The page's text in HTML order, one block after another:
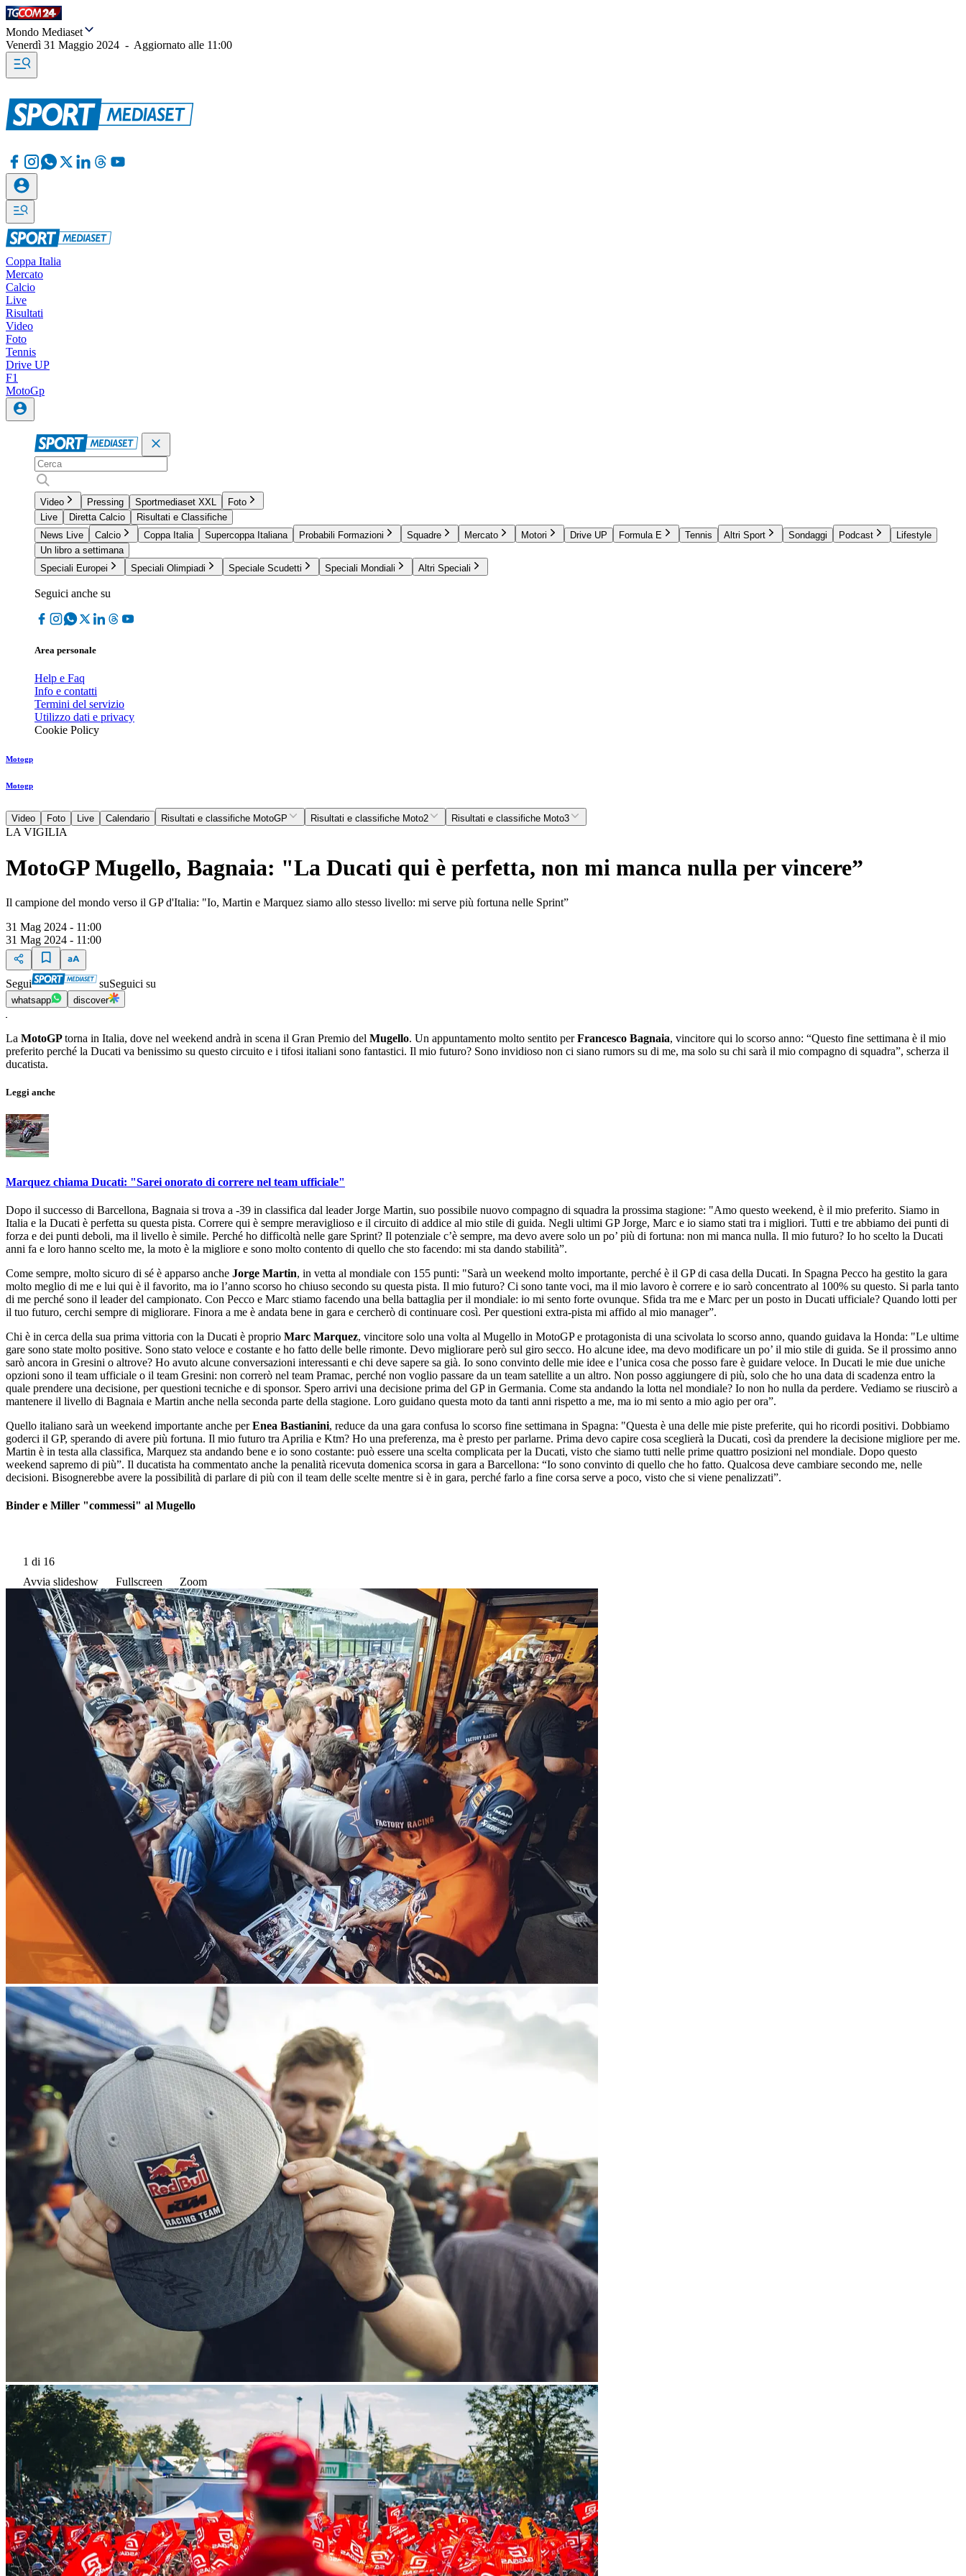
Mondo Mediaset
Venerdì 31 Maggio 2024 - Aggiornato alle 11:00
Coppa Italia
Mercato
Calcio
Live
Risultati
Video
Foto
Tennis
Drive UP
F1
MotoGp
Video Pressing Sportmediaset XXL
Foto
Live
Diretta Calcio
Risultati e Classifiche
News Live
Calcio Coppa Italia Supercoppa Italiana Probabili Formazioni Squadre Mercato Motori Drive UP Formula E Tennis Altri Sport Sondaggi Podcast
Lifestyle
Un libro a settimana
Speciali Europei
Speciali Olimpiadi Speciale Scudetti Speciali Mondiali Altri Speciali
Seguici anche su
Area personale
Help e Faq
Info e contatti
Termini del servizio
Utilizzo dati e privacy
Cookie Policy
Motogp
Motogp
Video Foto Live Calendario Risultati e classifiche MotoGP Risultati e classifiche Moto2 Risultati e classifiche Moto3
LA VIGILIA
MotoGP Mugello, Bagnaia: "La Ducati qui è perfetta, non mi manca nulla per vincere”
Il campione del mondo verso il GP d'Italia: "Io, Martin e Marquez siamo allo stesso livello: mi serve più fortuna nelle Sprint”
31 Mag 2024 - 11:00
31 Mag 2024 - 11:00
Segui suSeguici su
whatsapp discover
La MotoGPtorna in Italia, dove nel weekend andrà in scena il Gran Premio del Mugello. Un appuntamento molto sentito perFrancesco Bagnaia, vincitore qui lo scorso anno: “Questo fine settimana è il mio
preferito perché la Ducati va benissimo su questo circuito e i tifosi italiani sono fantastici. Il mio futuro? Sono invidioso non ci siano rumors su di me, ma solo su chi sarà il mio compagno di squadra”, scherza il
ducatista.
Leggi anche
Marquez chiama Ducati: "Sarei onorato di correre nel team ufficiale"
Dopo il successo di Barcellona, Bagnaia si trova a -39 in classifica dal leader Jorge Martin, suo possibile nuovo compagno di squadra la prossima stagione: "Amo questo weekend, è il mio preferito. Siamo in
Italia e la Ducati è perfetta su questa pista. Correre qui è sempre meraviglioso e il circuito di addice al mio stile di guida. Negli ultimi GP Jorge, Marc e io siamo stati tra i migliori. Tutti e tre abbiamo dei punti di
forza e dei punti deboli, ma il livello è simile. Perché ho difficoltà nelle gare Sprint? Il potenziale c’è sempre, ma devo avere solo un po’ più di fortuna: non mi manca nulla. Il mio futuro? Io ho scelto la Ducati
anni fa e loro hanno scelto me, la moto è la migliore e sono molto contento di quello che sto facendo: mi sta dando stabilità”.
Come sempre, molto sicuro di sé è apparso anche Jorge Martin, in vetta al mondiale con 155 punti: "Sarà un weekend molto importante, perché è il GP di casa della Ducati. In Spagna Pecco ha gestito la gara
molto meglio di me e lui qui è il favorito, ma io l’anno scorso ho chiuso secondo su questa pista. Il mio futuro? Ci sono tante voci, ma il mio lavoro è correre e io sarò concentrato al 100% su questo. Si parla tanto
di me perché sono il leader del campionato. Con Pecco e Marc stiamo facendo una bella battaglia per il mondiale: io mi sento forte ovunque. Sfida tra me e Marc per un posto in Ducati ufficiale? Quando lotti per
il tuo futuro, cerchi sempre di migliorare. Finora a me è andata bene in gara e cercherò di continuare così. Per questioni extra-pista mi affido al mio manager”.
Chi è in cerca della sua prima vittoria con la Ducati è proprio Marc Marquez, vincitore solo una volta al Mugello in MotoGP e protagonista di una scivolata lo scorso anno, quando guidava la Honda: "Le ultime
gare sono state molto positive. Sono stato veloce e costante e ho fatto delle belle rimonte. Devo migliorare però sul giro secco. Ho alcune idee, ma devo modificare un po’ il mio stile di guida. Se il prossimo anno
sarò ancora in Gresini o altrove? Ho avuto alcune conversazioni interessanti e chi deve sapere sa già. Io sono convinto delle mie idee e l’unica cosa che posso fare è guidare veloce. In Ducati le mie due uniche
opzioni sono il team ufficiale o il team Gresini: non correrò nel team Pramac, perché non voglio passare da un team satellite a un altro. Non posso aggiungere di più, solo che ho una data di scadenza entro la
quale prendere una decisione, per questioni tecniche e di sponsor. Spero arrivi una decisione prima del GP in Germania. Come sta andando la lotta nel mondiale? Io non ho nulla da perdere. Vediamo se riuscirò a
mantenere il livello di Bagnaia e Martin anche nella seconda parte della stagione. Loro guidano questa moto da tanti anni rispetto a me, ma io mi sento a mio agio per ora”.
Quello italiano sarà un weekend importante anche perEnea Bastianini, reduce da una gara confusa lo scorso fine settimana in Spagna: "Questa è una delle mie piste preferite, qui ho ricordi positivi. Dobbiamo
goderci il GP, sperando di avere più fortuna. Il mio futuro tra Aprilia e Ktm? Ho una preferenza, ma è presto per parlarne. Prima devo capire cosa sceglierà la Ducati, così da prendere la decisione migliore per me.
Martin è in testa alla classifica, Marquez sta andando bene e io sono costante: può essere una scelta complicata per la Ducati, visto che siamo tutti nelle prime quattro posizioni nel mondiale. Dopo questo
weekend sapremo di più”. Il ducatista ha commentato anche la penalità ricevuta domenica scorsa in gara a Barcellona: “Io sono convinto di quello che ho fatto. Qualcosa deve cambiare secondo me, nelle
decisioni. Bisognerebbe avere la possibilità di parlare di più con il team delle scelte mentre si è in gara, perché farlo a fine corsa serve a poco, visto che si viene penalizzati”.
Binder e Miller "commessi" al Mugello
1 di 16
Avvia slideshow
Fullscreen Zoom